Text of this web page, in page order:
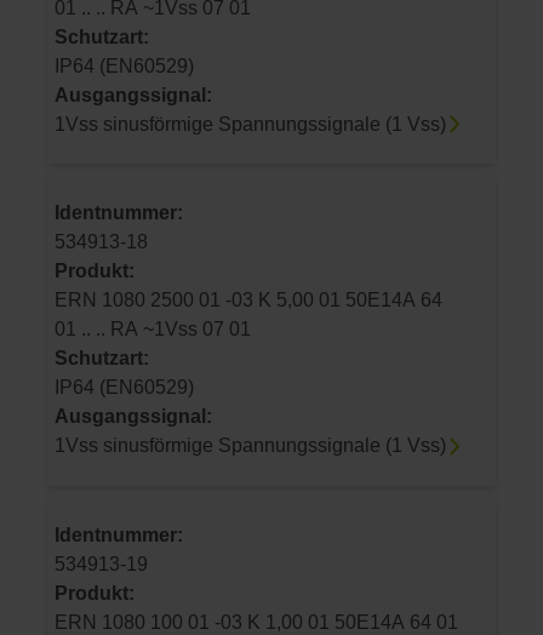
01 .. .. RA ~1Vss 07 01
Schutzart:
IP64 (EN60529)
Ausgangssignal:
1Vss sinusförmige Spannungssignale (1 Vss)
Identnummer:
534913-18
Produkt:
ERN 1080 2500 01 -03 K 5,00 01 50E14A 64
01 .. .. RA ~1Vss 07 01
Schutzart:
IP64 (EN60529)
Ausgangssignal:
1Vss sinusförmige Spannungssignale (1 Vss)
Identnummer:
534913-19
Produkt:
ERN 1080 100 01 -03 K 1,00 01 50E14A 64 01